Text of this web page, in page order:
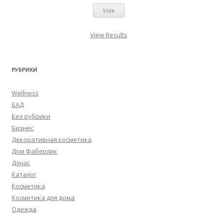
View Results
РУБРИКИ
Wellness
БАД
Без рубрики
Бизнес
Декоративная косметика
Дом Фаберлик
Дэнас
Каталог
Косметика
Косметика для дома
Одежда